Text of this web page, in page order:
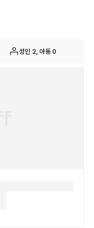
성인 2, 아동 0